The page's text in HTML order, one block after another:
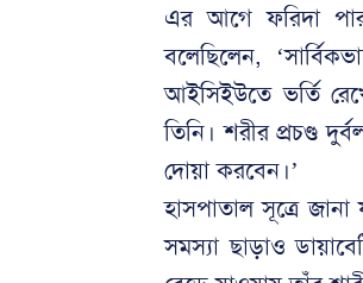
এর আগে ফরিদা
বলেছিলেন,
আইসিইউতে ভর্তি
তিনি। শরীর প্রচণ্ড
দোয়া করবেন।’
হাসপাতাল সূত্রে
সমস্যা ছাড়াও